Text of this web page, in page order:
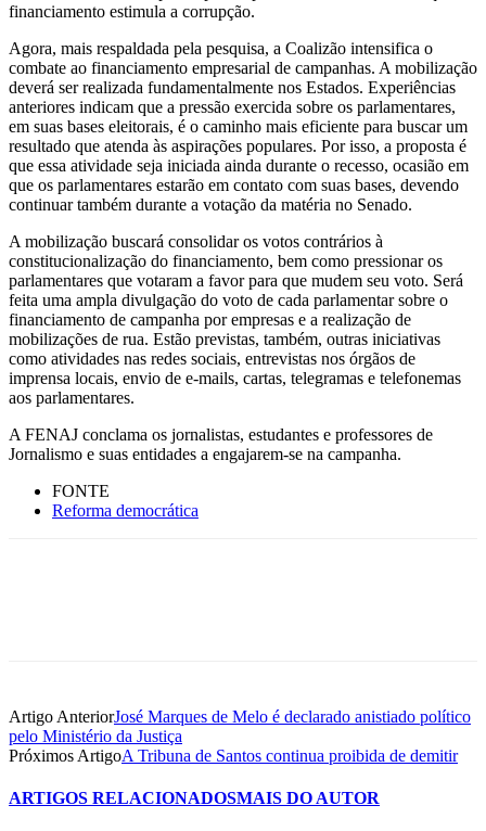
financiamento estimula a corrupção.
Agora, mais respaldada pela pesquisa, a Coalizão intensifica o
combate ao financiamento empresarial de campanhas. A mobilização
deverá ser realizada fundamentalmente nos Estados. Experiências
anteriores indicam que a pressão exercida sobre os parlamentares,
em suas bases eleitorais, é o caminho mais eficiente para buscar um
resultado que atenda às aspirações populares. Por isso, a proposta é
que essa atividade seja iniciada ainda durante o recesso, ocasião em
que os parlamentares estarão em contato com suas bases, devendo
continuar também durante a votação da matéria no Senado.
A mobilização buscará consolidar os votos contrários à
constitucionalização do financiamento, bem como pressionar os
parlamentares que votaram a favor para que mudem seu voto. Será
feita uma ampla divulgação do voto de cada parlamentar sobre o
financiamento de campanha por empresas e a realização de
mobilizações de rua. Estão previstas, também, outras iniciativas
como atividades nas redes sociais, entrevistas nos órgãos de
imprensa locais, envio de e-mails, cartas, telegramas e telefonemas
aos parlamentares.
A FENAJ conclama os jornalistas, estudantes e professores de
Jornalismo e suas entidades a engajarem-se na campanha.
FONTE
Reforma democrática
Artigo AnteriorJosé Marques de Melo é declarado anistiado político
pelo Ministério da Justiça
Próximos ArtigoA Tribuna de Santos continua proibida de demitir
ARTIGOS RELACIONADOSMAIS DO AUTOR